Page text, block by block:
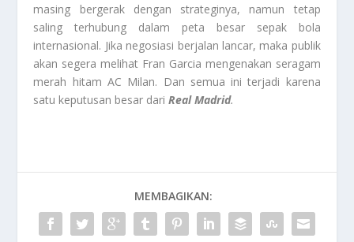
masing bergerak dengan strateginya, namun tetap
saling terhubung dalam peta besar sepak bola
internasional. Jika negosiasi berjalan lancar, maka publik
akan segera melihat Fran Garcia mengenakan seragam
merah hitam AC Milan. Dan semua ini terjadi karena
satu keputusan besar dariReal Madrid.
MEMBAGIKAN: